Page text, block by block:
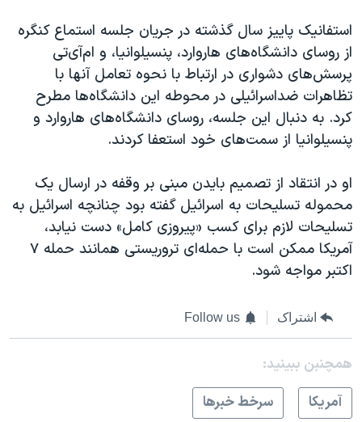
استفانیک پاییز سال گذشته در جریان جلسه استماع کنگره
از روسای دانشگاه‌های هاروارد، پنسیلوانیا، و ام‌آی‌تی
پرسش‌های دشواری در ارتباط با نحوه تعامل آنها با
تظاهرات ضداسرائیلی در محوطه این دانشگاه‌ها مطرح
کرد. به دنبال این جلسه، روسای دانشگاه‌های هاروارد و
پنسیلوانیا از سمت‌های خود استعفا کردند.
او در انتقاد از تصمیم بایدن مبنی بر وقفه در ارسال یک
محموله تسلیحات به اسرائیل گفته بود چنانچه اسرائیل به
تسلیحات لازم برای کسب «پیروزی کامل» دست نیابد،
آمریکا ممکن است با حمله‌ای تروریستی همانند حمله ٧
اکتبر مواجه شود.
اشتراک Follow us
همچنبن ببینید:
آمريکا
سرخط خبرها